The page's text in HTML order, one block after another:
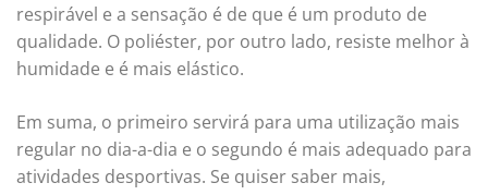
respirável e a sensação é de que é um produto de
qualidade. O poliéster, por outro lado, resiste melhor à
humidade e é mais elástico.
Em suma, o primeiro servirá para uma utilização mais
regular no dia-a-dia e o segundo é mais adequado para
atividades desportivas. Se quiser saber mais,